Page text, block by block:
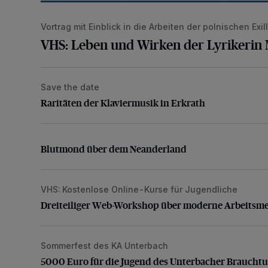
VHS: Leben und Wirken der Lyrikerin Mascha Kaléko
Vortrag mit Einblick in die Arbeiten der polnischen
VHS: Leben und Wirken der Lyrikerin
Raritäten der Klaviermusik in Erkrath
Save the date
Raritäten der Klaviermusik in Erkrath
Blutmond über dem Neanderland
Blutmond über dem Neanderland
Dreiteiliger Web-Workshop über moderne
VHS: Kostenlose Online-Kurse für Jugendliche
Dreiteiliger Web-Workshop über moderne
5000 Euro für die Jugend des Unterbacher
Sommerfest des KA Unterbach
5000 Euro für die Jugend des Unterbacher